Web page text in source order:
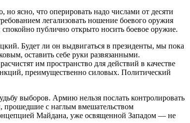
ясно, что оперировать надо числами от десяти
легализовать ношение боевого оружия
публично открыто носить боевое оружие.
Будет ли он выдвигаться в президенты, мы пока
оставить себе руки развязанными.
им пространство для действий в качестве
преимущественно силовых. Политический
выборов. Армию нельзя послать контролировать
прошедшие с наглым вмешательством
Майдана, уже освященной Западом — не